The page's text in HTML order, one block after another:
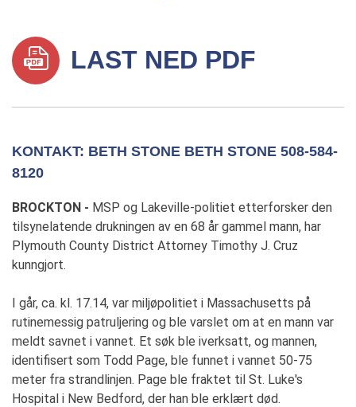
LAST NED PDF
KONTAKT: BETH STONE BETH STONE 508-584-
8120
BROCKTON - MSP og Lakeville-politiet etterforsker den
tilsynelatende drukningen av en 68 år gammel mann, har
Plymouth County District Attorney Timothy J. Cruz
kunngjort.
I går, ca. kl. 17.14, var miljøpolitiet i Massachusetts på
rutinemessig patruljering og ble varslet om at en mann var
meldt savnet i vannet. Et søk ble iverksatt, og mannen,
identifisert som Todd Page, ble funnet i vannet 50-75
meter fra strandlinjen. Page ble fraktet til St. Luke's
Hospital i New Bedford, der han ble erklært død.